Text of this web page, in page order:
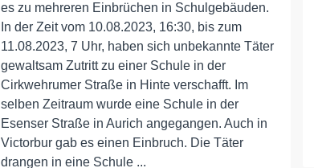
es zu mehreren Einbrüchen in Schulgebäuden.
In der Zeit vom 10.08.2023, 16:30, bis zum
11.08.2023, 7 Uhr, haben sich unbekannte Täter
gewaltsam Zutritt zu einer Schule in der
Cirkwehrumer Straße in Hinte verschafft. Im
selben Zeitraum wurde eine Schule in der
Esenser Straße in Aurich angegangen. Auch in
Victorbur gab es einen Einbruch. Die Täter
drangen in eine Schule ...